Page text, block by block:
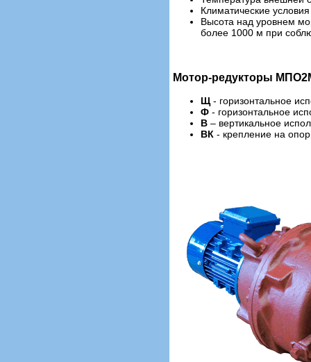
Климатические
Высота над уровнем
более 1000 м при
Мотор-редукторы
Щ- горизонтальное
Ф - горизонтальное
В – вертикальное
ВК - крепление на